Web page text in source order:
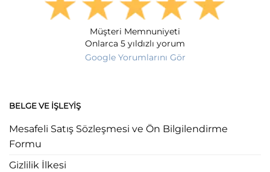
Müşteri Memnuniyeti
Onlarca 5 yıldızlı yorum
Google Yorumlarını Gör
BELGE VE İŞLEYIŞ
Mesafeli Satış Sözleşmesi ve Ön Bilgilendirme
Formu
Gizlilik İlkesi